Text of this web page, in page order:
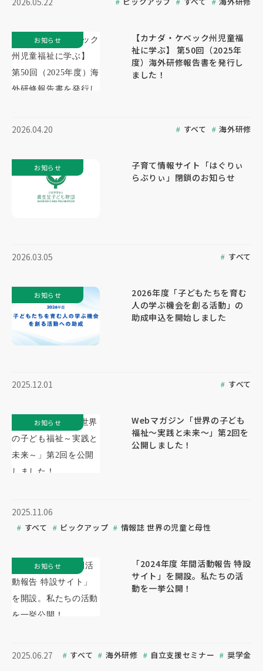
【カナダ・ケベック州児童福
祉に学ぶ】 第50回（2025年
度）海外研修報告書を発行し
ました！
2026.04.20 すべて 海外研修
お知らせ
子育て情報サイト「はぐりぃ
らぶりぃ」閉鎖のお知らせ
2026.03.05 すべて
お知らせ
2026年度「子どもたちを育む
人の学ぶ機会を創る活動」の
助成申込を開始しました
2025.12.01 すべて
お知らせ
Webマガジン「世界の子ども
福祉～実践と未来～」第2回を
公開しました！
2025.11.06
すべて ピックアップ 情報誌 世界の児童と母性
お知らせ
「2024年度 年間活動報告 特設
サイト」を開設。私たちの活
動を一挙公開！
2025.06.27 すべて 海外研修 自立支援セミナー 奨学金
お知らせ